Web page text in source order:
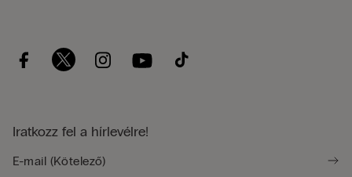
Iratkozz fel a hírlevélre!